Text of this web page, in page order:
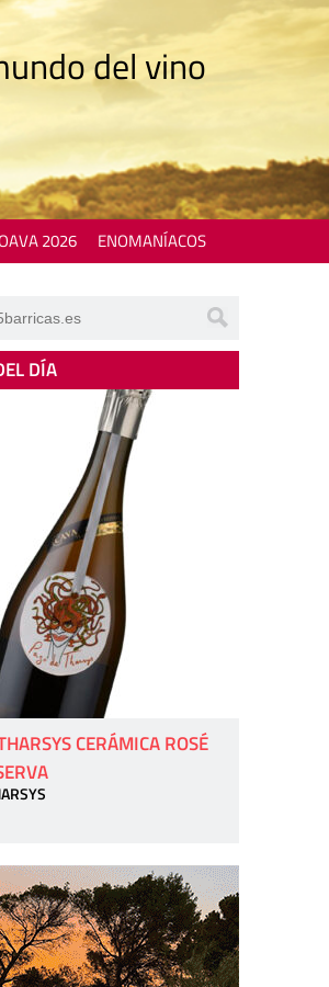
del vino
2026 ENOMANÍACOS
DÍA
CERÁMICA ROSÉ